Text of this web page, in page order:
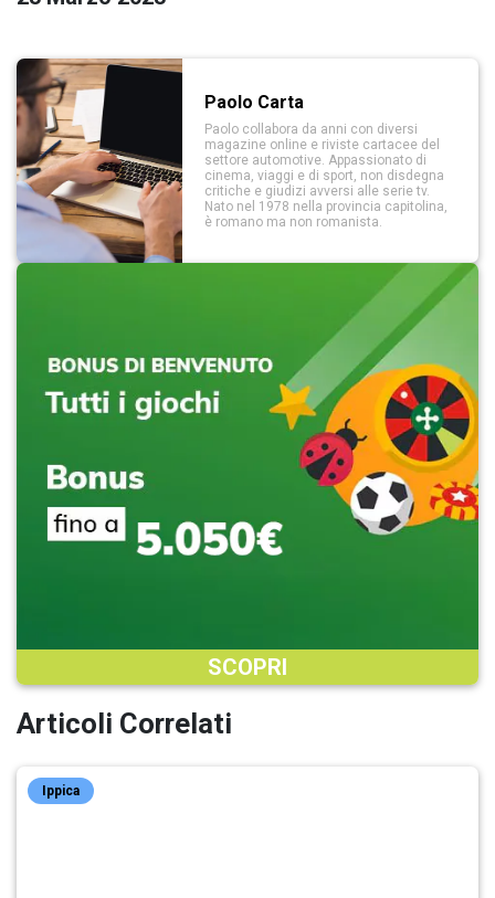
Paolo Carta
Paolo collabora da anni con diversi
magazine online e riviste cartacee del
settore automotive. Appassionato di
cinema, viaggi e di sport, non disdegna
critiche e giudizi avversi alle serie tv.
Nato nel 1978 nella provincia capitolina,
è romano ma non romanista.
SCOPRI
Articoli Correlati
Ippica